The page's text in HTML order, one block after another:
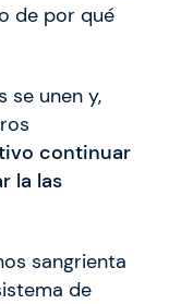
de por qué
se unen y,
continuar
la las
sangrienta
de